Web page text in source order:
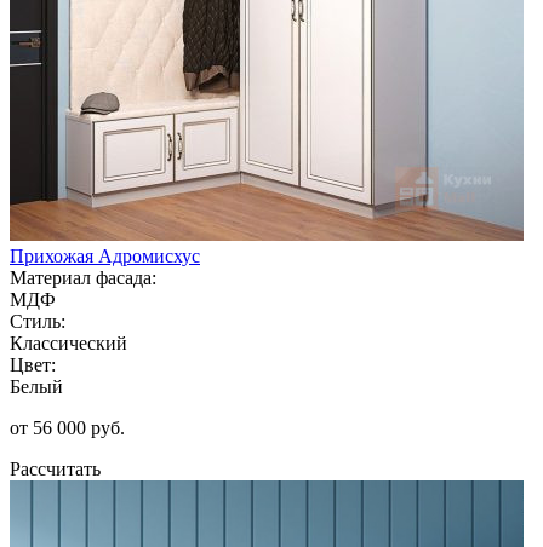
Прихожая Адромисхус
Материал фасада:
МДФ
Стиль:
Классический
Цвет:
Белый
от 56 000 руб.
Рассчитать